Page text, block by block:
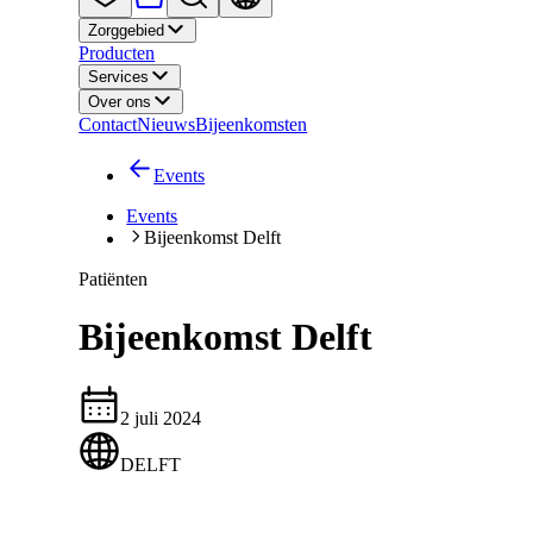
Zorggebied
Producten
Services
Over ons
ContactNieuwsBijeenkomsten
Events
Events
Bijeenkomst Delft
Patiënten
Bijeenkomst Delft
2 juli 2024
DELFT